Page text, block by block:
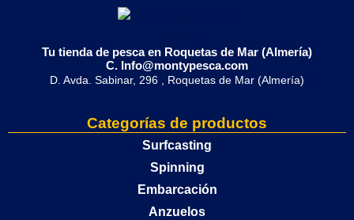
Tu tienda de pesca en Roquetas de Mar (Almería)
C. Info@montypesca.com
D. Avda. Sabinar, 296 , Roquetas de Mar (Almería)
Categorías de productos
Surfcasting
Spinning
Embarcación
Anzuelos